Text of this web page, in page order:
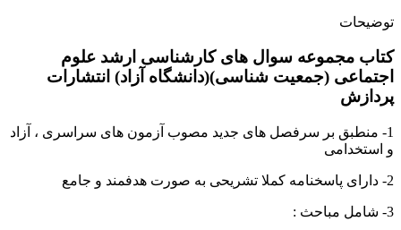
توضیحات
کتاب مجموعه سوال های کارشناسی ارشد علوم
اجتماعی (جمعیت شناسی)(دانشگاه آزاد) انتشارات
پردازش
1- منطبق بر سرفصل های جدید مصوب آزمون های سراسری ، آزاد
و استخدامی
2- دارای پاسخنامه کملا تشریحی به صورت هدفمند و جامع
3- شامل مباحث :